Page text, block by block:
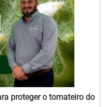
proteger o tomateiro do